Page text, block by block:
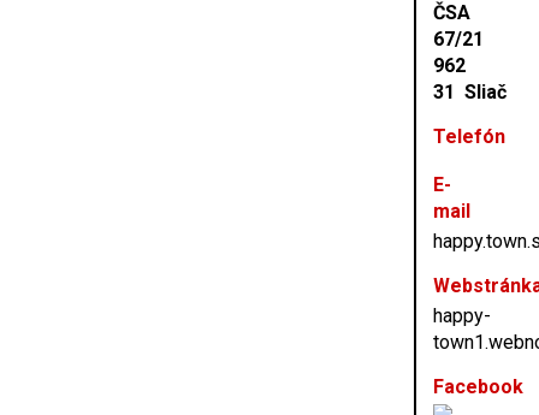
ČSA
67/21
962
31 Sliač
Telefón
E-
mail
happy-
Facebook